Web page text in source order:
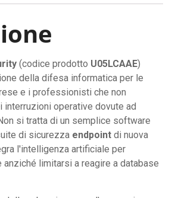
(codice prodotto U05LCAAE)
della difesa informatica per le
e i professionisti che non
operative dovute ad
si tratta di un semplice software
di sicurezza endpoint di nuova
l'intelligenza artificiale per
anziché limitarsi a reagire a database